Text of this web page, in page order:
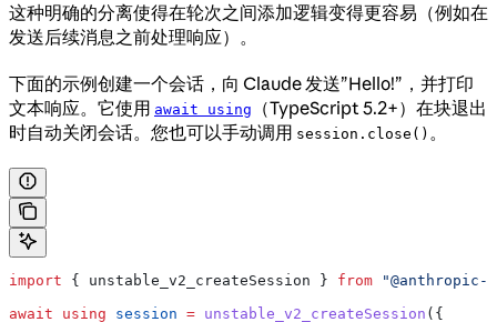
这种明确的分离使得在轮次之间添加逻辑变得更容易（例如在
发送后续消息之前处理响应）。
下面的示例创建一个会话，向 Claude 发送”Hello!”，并打印
文本响应。它使用 await using
（TypeScript 5.2+）在块退出
时自动关闭会话。您也可以手动调用 session.close() 。
import { unstable_v2_createSession } from
await using session = unstable_v2_createSession ({